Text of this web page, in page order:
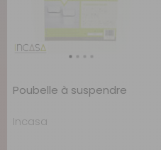
Poubelle à suspendre
Incasa